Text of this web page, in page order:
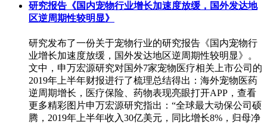
研究报告《国内宠物行业增长加速度放缓，国外发达地
区逆周期性较明显》
研究发布了一份关于宠物行业的研究报告《国内宠物行
业增长加速度放缓，国外发达地区逆周期性较明显》。
文中，申万宏源研究对国外7家宠物医疗相关上市公司的
2019年上半年财报进行了梳理总结得出：海外宠物医药
逆周期增长，医疗保险、药物表现亮眼打开APP，查看
更多精彩图片申万宏源研究指出：“全球最大动保公司硕
腾，2019年上半年收入30亿美元，同比增长8%，归母净